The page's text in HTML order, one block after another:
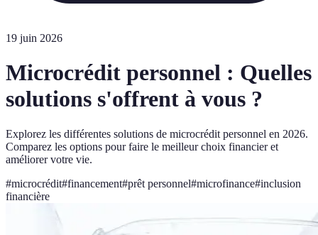
19 juin 2026
Microcrédit personnel : Quelles
solutions s'offrent à vous ?
Explorez les différentes solutions de microcrédit personnel en 2026.
Comparez les options pour faire le meilleur choix financier et
améliorer votre vie.
#microcrédit#financement#prêt personnel#microfinance#inclusion
financière